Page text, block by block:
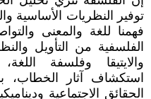
توفير النظريات الأساسية
فهمنا للغة والمعنى
الفلسفية من التأويل
والايتيقا وفلسفة
استكشاف آثار
الحقائق الاجتماعية